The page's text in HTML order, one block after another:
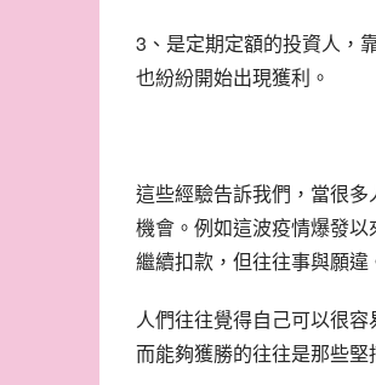
3、是定期定額的投資人，
也紛紛開始出現獲利。
這些經驗告訴我們，當很
機會。例如這波疫情爆發
繼續扣款，但往往事與願違
人們往往覺得自己可以很
而能夠獲勝的往往是那些堅